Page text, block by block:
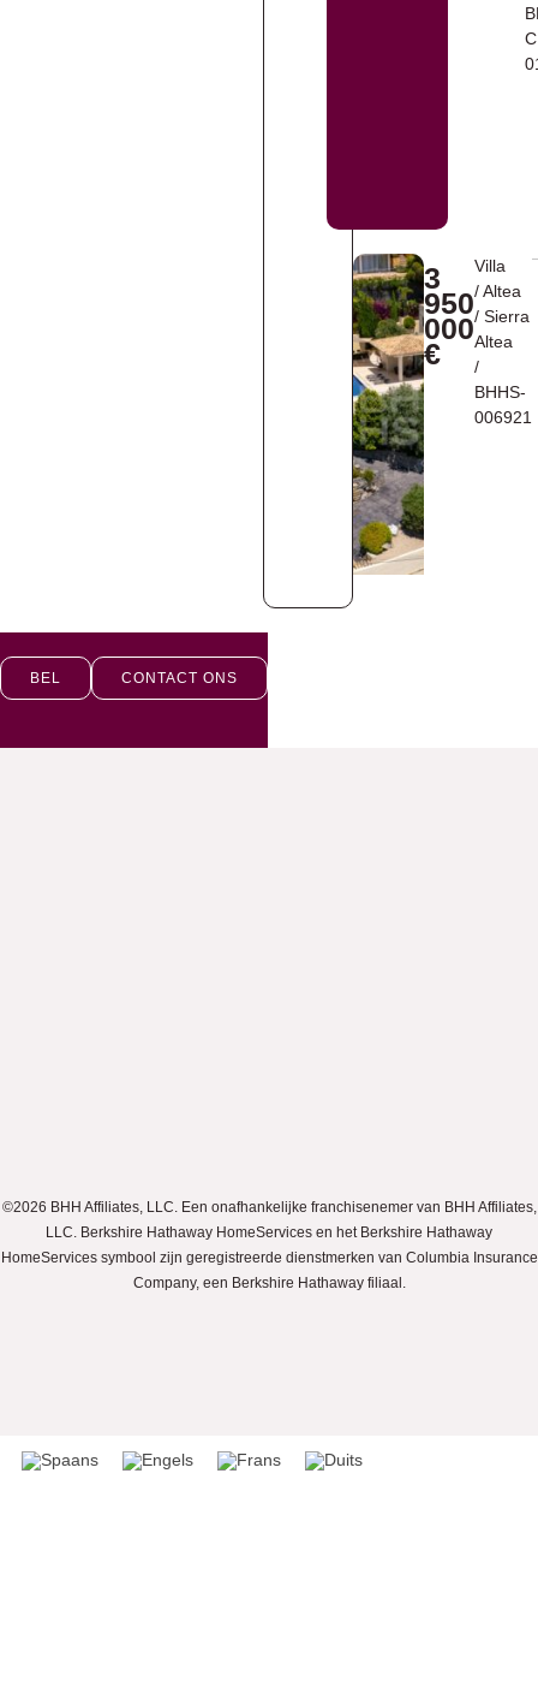
3
950
000
€
Villa
/ Altea
/ Sierra
Altea
/
BHHS-
006921
BEL CONTACT ONS
©2026 BHH Affiliates, LLC. Een onafhankelijke franchisenemer van BHH Affiliates,
LLC. Berkshire Hathaway HomeServices en het Berkshire Hathaway
HomeServices symbool zijn geregistreerde dienstmerken van Columbia Insurance
Company, een Berkshire Hathaway filiaal.